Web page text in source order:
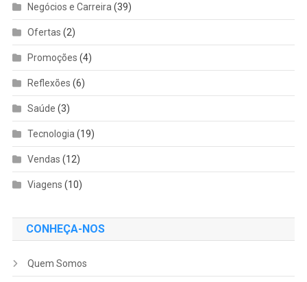
Negócios e Carreira (39)
Ofertas (2)
Promoções (4)
Reflexões (6)
Saúde (3)
Tecnologia (19)
Vendas (12)
Viagens (10)
CONHEÇA-NOS
Quem Somos